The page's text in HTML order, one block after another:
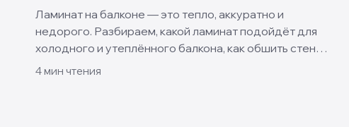
Ламинат на балконе — это тепло, аккуратно и
недорого. Разбираем, какой ламинат подойдёт для
холодного и утеплённого балкона, как обшить стены
и пол своими руками и какие решения смотрятся
4мин чтения